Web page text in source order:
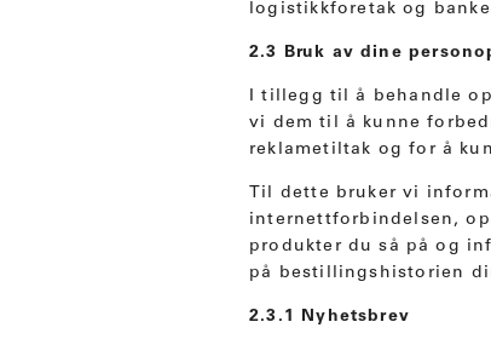
logistikkforetak og
2.3 Bruk av dine
I tillegg til å behandle
vi dem til å kunne
reklametiltak og for å
Til dette bruker vi
internettforbindelsen,
produkter du så på og
på bestillingshistorien
2.3.1 Nyhetsbrev